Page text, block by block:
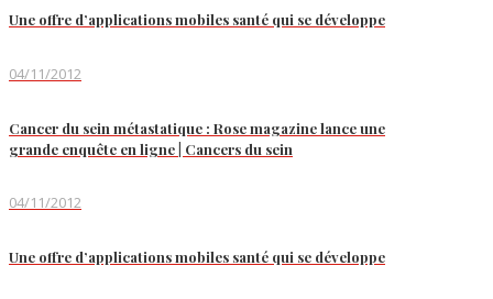
Une offre d’applications mobiles santé qui se développe
04/11/2012
Cancer du sein métastatique : Rose magazine lance une
grande enquête en ligne | Cancers du sein
04/11/2012
Une offre d’applications mobiles santé qui se développe